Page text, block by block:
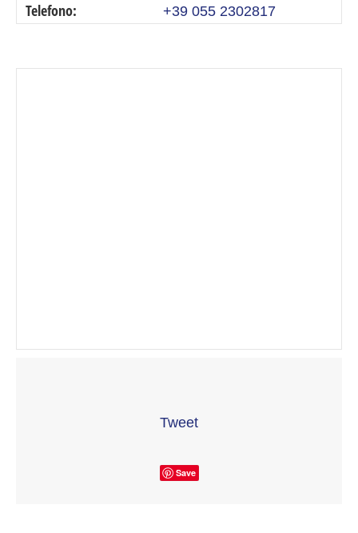
Telefono: +39 055 2302817
Tweet
Save